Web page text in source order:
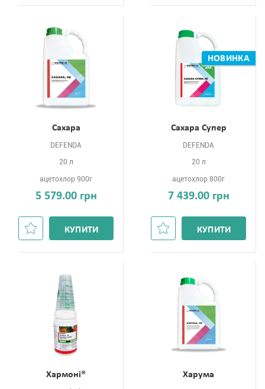
Сахара
DEFENDA
20 л
ацетохлор 900г
5 579.00 грн
КУПИТИ
Сахара Супер
НОВИНКА
DEFENDA
20 л
ацетохлор 800г
7 439.00 грн
КУПИТИ
Хармоні® Харума